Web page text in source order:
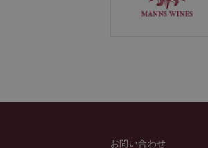
お問い合わせ